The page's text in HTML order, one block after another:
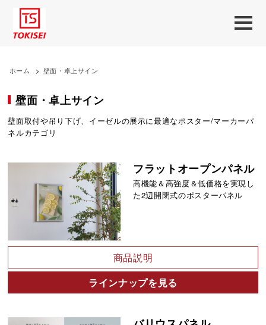
ホーム > 壁面・卓上サイン
壁面・卓上サイン
壁面取付や吊り下げ、イーゼルの展示に最適なポスター/マーカーパ
ネルカテゴリ
フラットオープンパネル
高機能＆高強度＆低価格を実現し
た2辺開閉式のポスターパネル
商品説明
ラインナップを見る